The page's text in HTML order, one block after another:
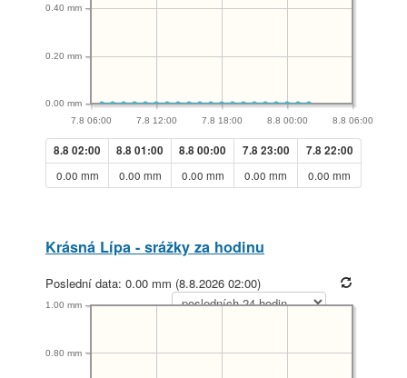
7.8 06:00 7.8 12:00 7.8 18:00 8.8 00:00 8.8 06:00
0.00 mm
0.20 mm
0.40 mm
8.8 02:00 8.8 01:00 8.8 00:00 7.8 23:00 7.8 22:00
0.00 mm 0.00 mm 0.00 mm 0.00 mm 0.00 mm
Krásná Lípa - srážky za hodinu
Poslední data: 0.00 mm (8.8.2026 02:00)
0.80 mm
1.00 mm